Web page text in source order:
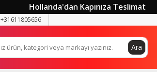
Hollanda'dan Kapınıza Teslimat
+31611805656
Ara